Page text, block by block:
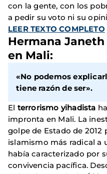
con la gente, con los
a pedir su voto ni su
LEER TEXTO COMPLETO
Hermana
en Mali:
«No podemos
tiene razón de ser».
El terrorismo yihadista
impronta en Mali. La
golpe de Estado de
islamismo más radical a
había caracterizado por
convivencia pacífica.